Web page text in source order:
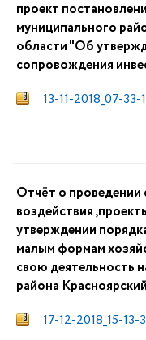
проект
муниципального
области "Об
сопровождения
13-11-2018_07-33-
Отчёт о проведении
воздействия
утверждении
малым формам
свою деятельность
района
17-12-2018_15-13-